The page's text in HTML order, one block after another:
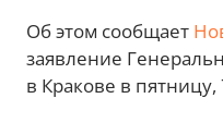
Об этом сообщает
заявление
в Кракове в пятницу,